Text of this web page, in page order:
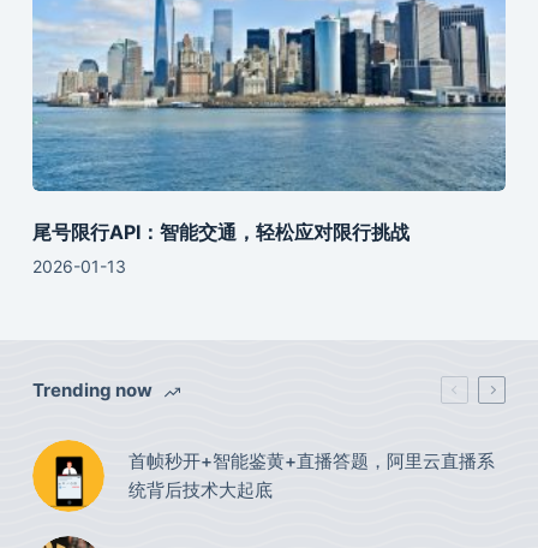
尾号限行API：智能交通，轻松应对限行挑战
2026-01-13
Trending now
首帧秒开+智能鉴黄+直播答题，阿里云直播系
统背后技术大起底